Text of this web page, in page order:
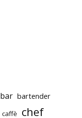
bar bartender
caffè chef